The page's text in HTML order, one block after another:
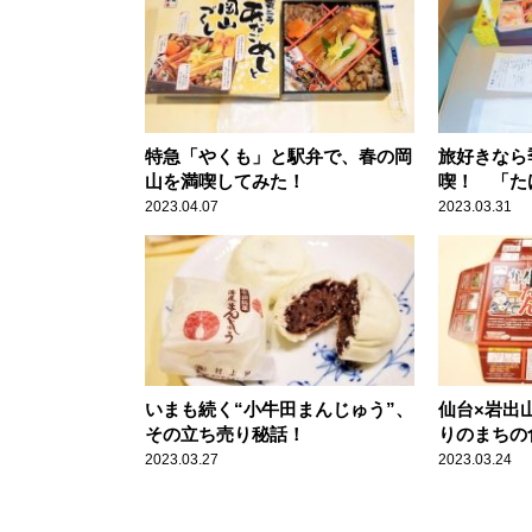
特急「やくも」と駅弁で、春の岡
山を満喫してみた！
2023.04.07
旅好きな
喫！ 「た
上品さとは
2023.03.31
いまも続く“小牛田まんじゅう”、
その立ち売り秘話！
2023.03.27
仙台×岩出
りのまち
物駅弁「
2023.03.24